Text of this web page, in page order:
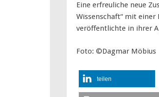
Eine erfreuliche neue
Wissenschaft“ mit einer
veröffentlichte in ihrer
Foto: ©Dagmar Möbius
teilen